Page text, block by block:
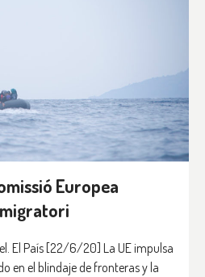
Europea
El País [22/6/20] La UE impulsa
en el blindaje de fronteras y la